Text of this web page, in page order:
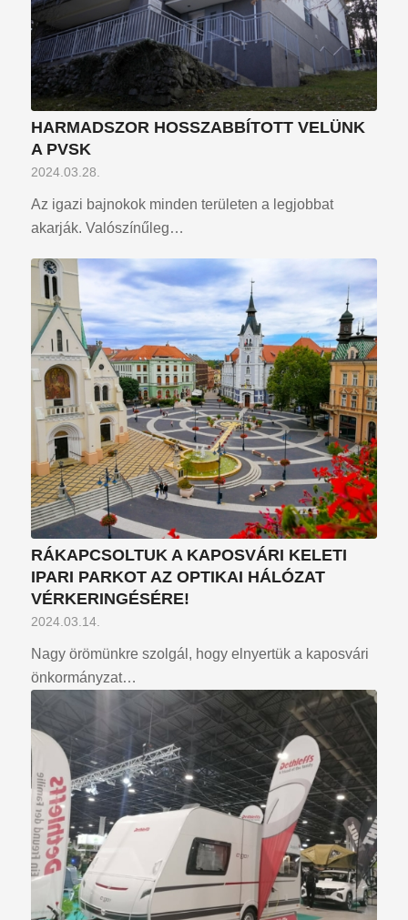
HARMADSZOR HOSSZABBÍTOTT VELÜNK
A PVSK
2024.03.28.
Az igazi bajnokok minden területen a legjobbat
akarják. Valószínűleg…
RÁKAPCSOLTUK A KAPOSVÁRI KELETI
IPARI PARKOT AZ OPTIKAI HÁLÓZAT
VÉRKERINGÉSÉRE!
2024.03.14.
Nagy örömünkre szolgál, hogy elnyertük a kaposvári
önkormányzat…